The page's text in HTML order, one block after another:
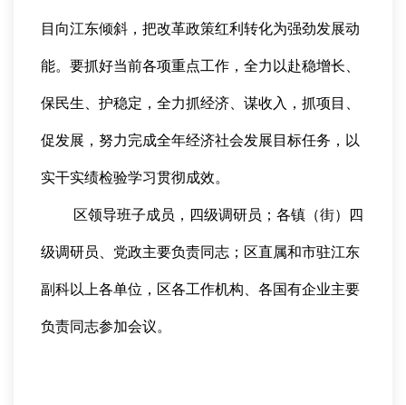
目向江东倾斜，把改革政策红利转化为强劲发展动
能。要抓好当前各项重点工作，全力以赴稳增长、
保民生、护稳定，全力抓经济、谋收入，抓项目、
促发展，努力完成全年经济社会发展目标任务，以
实干实绩检验学习贯彻成效。
区领导班子成员，四级调研员；各镇（街）四
级调研员、党政主要负责同志；区直属和市驻江东
副科以上各单位，区各工作机构、各国有企业主要
负责同志参加会议。